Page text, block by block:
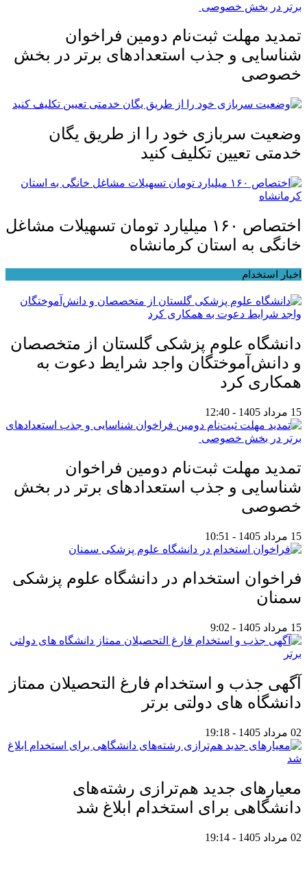
تمدید مهلت ثبت‌نام دومین فراخوان
شناسایی و جذب استعدادهای برتر در بخش
خصوصی
وضعیت سربازی خود را از طریق یگان
خدمتی تعیین تکلیف کنید
اختصاص ۱۶۰ میلیارد تومان تسهیلات مشاغل
خانگی به استان کرمانشاه
اخبار استخدام
دانشگاه علوم پزشکی گلستان از متخصصان
و دانش‌آموختگان واجد شرایط دعوت به
همکاری کرد
15 مرداد 1405 - 12:40
تمدید مهلت ثبت‌نام دومین فراخوان
شناسایی و جذب استعدادهای برتر در بخش
خصوصی
15 مرداد 1405 - 10:51
فراخوان استخدام در دانشگاه علوم پزشکی
سمنان
15 مرداد 1405 - 9:02
آگهی جذب و استخدام فارغ التحصیلان ممتاز
دانشگاه های دولتی برتر
02 مرداد 1405 - 19:18
معیار‌های جدید هم‌ترازی رشته‌های
دانشگاهی برای استخدام ابلاغ شد
02 مرداد 1405 - 19:14